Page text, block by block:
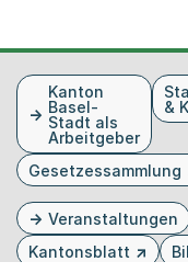
FusszeileKanton
Basel-
Stadt als
Arbeitgeber
&
Gesetzessammlung
Veranstaltungen
Kantonsblatt